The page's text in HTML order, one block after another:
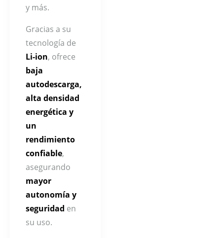
y más.
Gracias a su
tecnología de
Li-ion, ofrece
baja
autodescarga,
alta densidad
energética y
un
rendimiento
confiable,
asegurando
mayor
autonomía y
seguridad en
su uso.